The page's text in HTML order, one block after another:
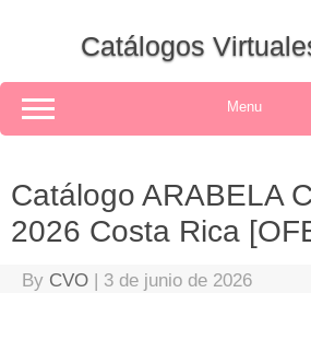
Catálogos
Menu
Catálogo ARABELA
2026 Costa Rica
By CVO | 3 de junio de 2026